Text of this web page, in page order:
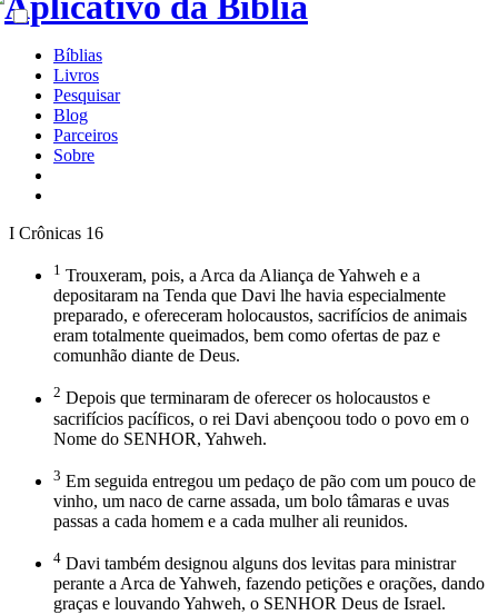
Bíblias
Livros
Pesquisar
Blog
Parceiros
Sobre
I Crônicas 16
1 Trouxeram, pois, a Arca da Aliança de Yahweh e a
depositaram na Tenda que Davi lhe havia especialmente
preparado, e ofereceram holocaustos, sacrifícios de animais
eram totalmente queimados, bem como ofertas de paz e
comunhão diante de Deus.
2 Depois que terminaram de oferecer os holocaustos e
sacrifícios pacíficos, o rei Davi abençoou todo o povo em o
Nome do SENHOR, Yahweh.
3 Em seguida entregou um pedaço de pão com um pouco de
vinho, um naco de carne assada, um bolo tâmaras e uvas
passas a cada homem e a cada mulher ali reunidos.
4 Davi também designou alguns dos levitas para ministrar
perante a Arca de Yahweh, fazendo petições e orações, dando
graças e louvando Yahweh, o SENHOR Deus de Israel.